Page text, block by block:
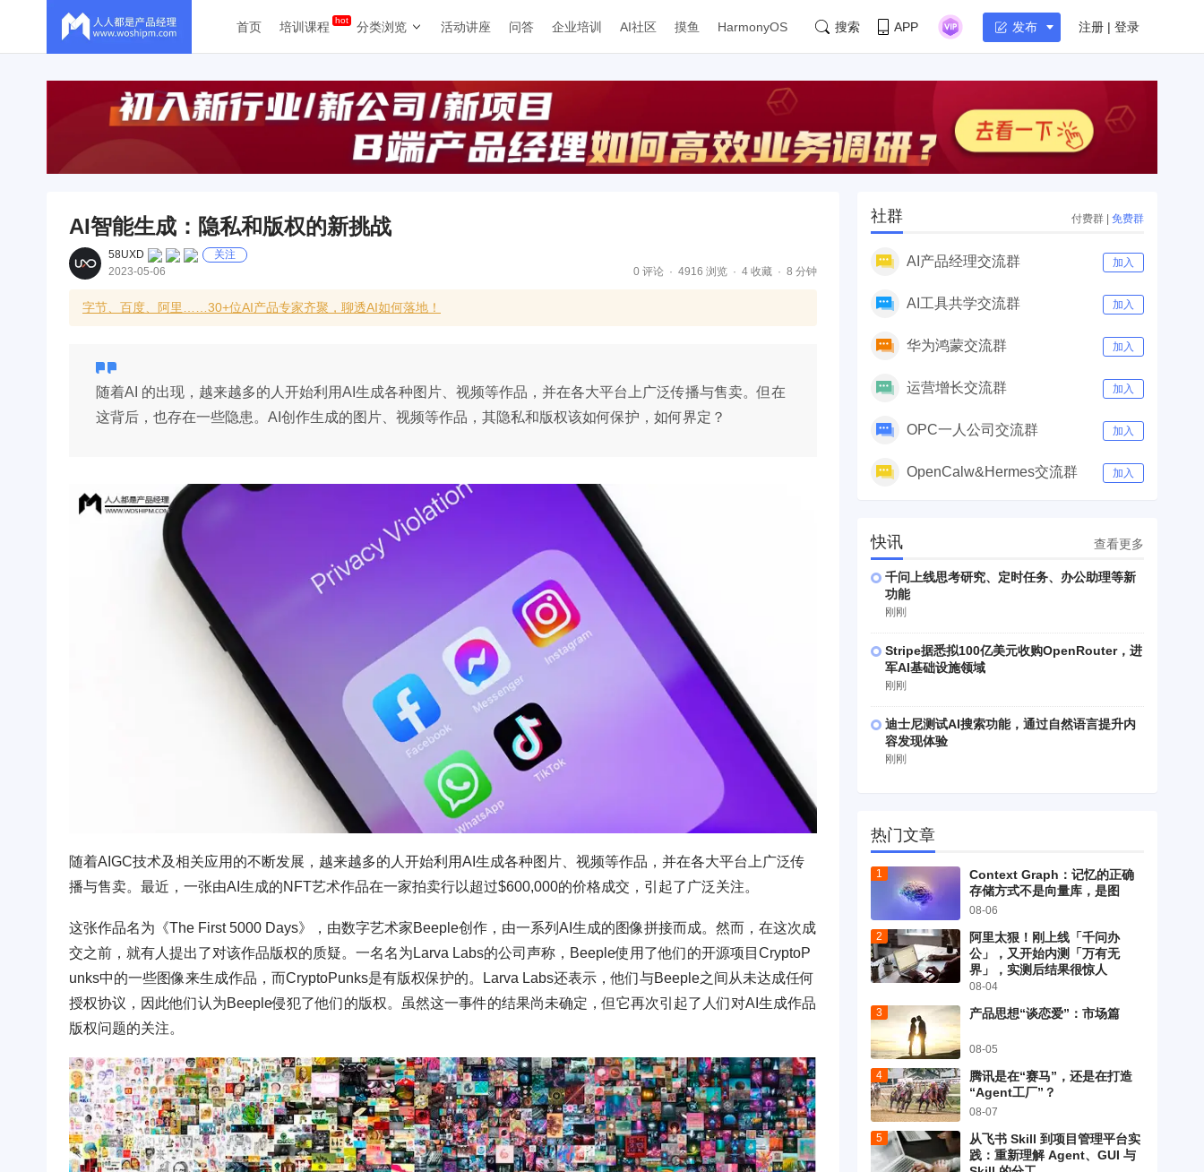
首页 培训课程 分类浏览 活动讲座 问答 企业培训 AI社区 摸鱼 HarmonyOS 搜索 APP 发布 注册 | 登录
AI智能生成：隐私和版权的新挑战
58UXD
关注
2023-05-06
0 评论 4916 浏览 4 收藏 8 分钟
字节、百度、阿里……30+位AI产品专家齐聚，聊透AI如何落地！
随着AI 的出现，越来越多的人开始利用AI生成各种图片、视频等作品，并在各大平台上广泛传播与售卖。但在
这背后，也存在一些隐患。AI创作生成的图片、视频等作品，其隐私和版权该如何保护，如何界定？
随着AIGC技术及相关应用的不断发展，越来越多的人开始利用AI生成各种图片、视频等作品，并在各大平台上广泛传
播与售卖。最近，一张由AI生成的NFT艺术作品在一家拍卖行以超过$600,000的价格成交，引起了广泛关注。
这张作品名为《The First 5000 Days》，由数字艺术家Beeple创作，由一系列AI生成的图像拼接而成。然而，在这次成
交之前，就有人提出了对该作品版权的质疑。一名名为Larva Labs的公司声称，Beeple使用了他们的开源项目CryptoP
unks中的一些图像来生成作品，而CryptoPunks是有版权保护的。Larva Labs还表示，他们与Beeple之间从未达成任何
授权协议，因此他们认为Beeple侵犯了他们的版权。虽然这一事件的结果尚未确定，但它再次引起了人们对AI生成作品
版权问题的关注。
社群 付费群 | 免费群
AI产品经理交流群 加入
AI工具共学交流群 加入
华为鸿蒙交流群 加入
运营增长交流群 加入
OPC一人公司交流群 加入
OpenCalw&Hermes交流群 加入
快讯 查看更多
千问上线思考研究、定时任务、办公助理等新
功能
刚刚
Stripe据悉拟100亿美元收购OpenRouter，进
军AI基础设施领域
刚刚
迪士尼测试AI搜索功能，通过自然语言提升内
容发现体验
刚刚
热门文章
Context Graph：记忆的正确
存储方式不是向量库，是图
08-06
阿里太狠！刚上线「千问办
公」，又开始内测「万有无
界」，实测后结果很惊人
08-04
产品思想“谈恋爱”：市场篇
08-05
腾讯是在“赛马”，还是在打造
“Agent工厂”？
08-07
从飞书 Skill 到项目管理平台实
践：重新理解 Agent、GUI 与